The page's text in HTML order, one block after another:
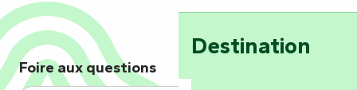
Destination
Foire aux questions